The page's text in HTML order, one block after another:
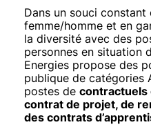
Dans un souci constant
femme/homme et en
la diversité avec des
personnes en situation
Energies propose des
publique de catégories
postes de contractuels
contrat de projet, de
des contrats